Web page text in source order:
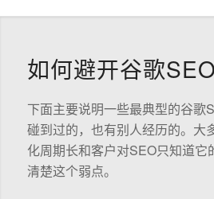
如何避开谷歌
下面主要说明一些最典型的谷歌
碰到过的，也有别人经历的。大
化周期长和客户对SEO只知道它
清楚这个弱点。